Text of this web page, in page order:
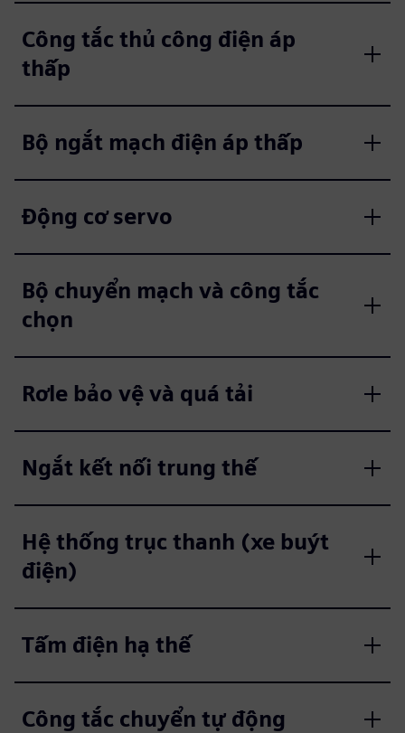
Công tắc thủ công điện áp
thấp
Bộ ngắt mạch điện áp thấp
Động cơ servo
Bộ chuyển mạch và công tắc
chọn
Rơle bảo vệ và quá tải
Ngắt kết nối trung thế
Hệ thống trục thanh (xe buýt
điện)
Tấm điện hạ thế
Công tắc chuyển tự động